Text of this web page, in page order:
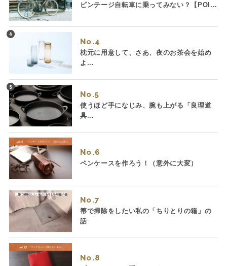
ビンテージ自転車に乗ってみない？【POI...
No.
枕元に用意して、さあ、夜のお茶会を始め
よ...
No.
使うほど手になじみ、腕も上がる「良理道
具...
No.
ペンケースを作ろう！（意外に大変）
No.
箒で掃除をしたい私の「ちりとりの箱」の
話
No.